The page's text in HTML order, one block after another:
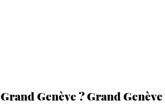
Grand Genève? Grand Genève